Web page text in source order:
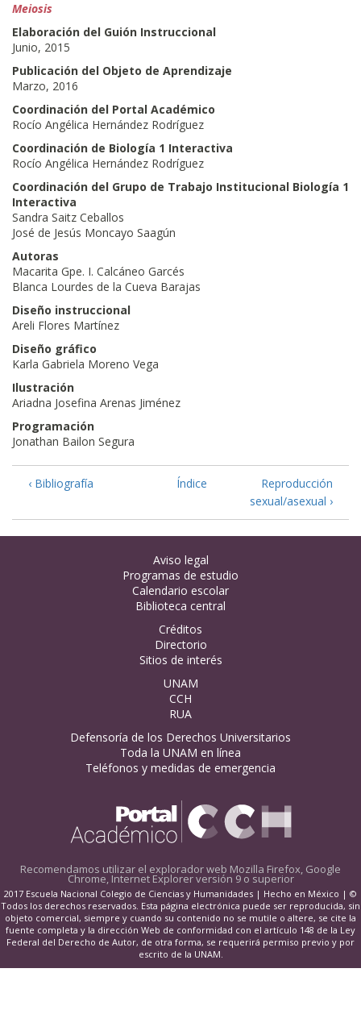
Meiosis
Elaboración del Guión Instruccional
Junio, 2015
Publicación del Objeto de Aprendizaje
Marzo, 2016
Coordinación del Portal Académico
Rocío Angélica Hernández Rodríguez
Coordinación de Biología 1 Interactiva
Rocío Angélica Hernández Rodríguez
Coordinación del Grupo de Trabajo Institucional Biología 1
Interactiva
Sandra Saitz Ceballos
José de Jesús Moncayo Saagún
Autoras
Macarita Gpe. I. Calcáneo Garcés
Blanca Lourdes de la Cueva Barajas
Diseño instruccional
Areli Flores Martínez
Diseño gráfico
Karla Gabriela Moreno Vega
Ilustración
Ariadna Josefina Arenas Jiménez
Programación
Jonathan Bailon Segura
‹ Bibliografía Índice
Reproducción
sexual/asexual ›
Aviso legal
Programas de estudio
Calendario escolar
Biblioteca central
Créditos
Directorio
Sitios de interés
UNAM
CCH
RUA
Defensoría de los Derechos Universitarios
Toda la UNAM en línea
Teléfonos y medidas de emergencia
Recomendamos utilizar el explorador web Mozilla Firefox, Google
Chrome, Internet Explorer versión 9 o superior
2017 Escuela Nacional Colegio de Ciencias y Humanidades | Hecho en México | ©
Todos los derechos reservados. Esta página electrónica puede ser reproducida, sin
objeto comercial, siempre y cuando su contenido no se mutile o altere, se cite la
fuente completa y la dirección Web de conformidad con el artículo 148 de la Ley
Federal del Derecho de Autor, de otra forma, se requerirá permiso previo y por
escrito de la UNAM.